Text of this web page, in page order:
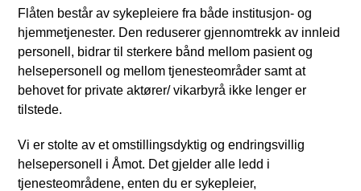
Flåten består av sykepleiere fra både institusjon- og
hjemmetjenester. Den reduserer gjennomtrekk av innleid
personell, bidrar til sterkere bånd mellom pasient og
helsepersonell og mellom tjenesteområder samt at
behovet for private aktører/ vikarbyrå ikke lenger er
tilstede.
Vi er stolte av et omstillingsdyktig og endringsvillig
helsepersonell i Åmot. Det gjelder alle ledd i
tjenesteområdene, enten du er sykepleier,